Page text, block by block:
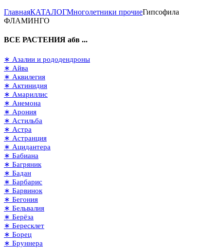
ГлавнаяКАТАЛОГМноголетники прочиеГипсофила
ФЛАМИНГО
ВСЕ РАСТЕНИЯ абв ...
∗ Азалии и рододендроны
∗ Айва
∗ Аквилегия
∗ Актинидия
∗ Амариллис
∗ Анемона
∗ Арония
∗ Астильба
∗ Астра
∗ Астранция
∗ Ацидантера
∗ Бабиана
∗ Багряник
∗ Бадан
∗ Барбарис
∗ Барвинок
∗ Бегония
∗ Бельвалия
∗ Берёза
∗ Бересклет
∗ Борец
∗ Бруннера